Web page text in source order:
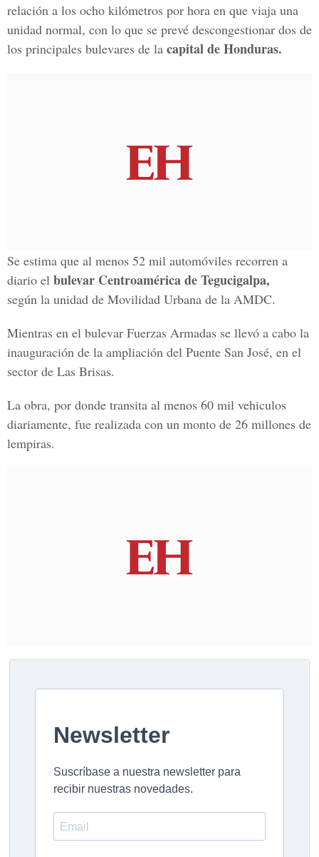
relación a los ocho kilómetros por hora en que viaja una
unidad normal, con lo que se prevé descongestionar dos de
los principales bulevares de la capital de Honduras.
Se estima que al menos 52 mil automóviles recorren a
diario el bulevar Centroamérica de Tegucigalpa,
según la unidad de Movilidad Urbana de la AMDC.
Mientras en el bulevar Fuerzas Armadas se llevó a cabo la
inauguración de la ampliación del Puente San José, en el
sector de Las Brisas.
La obra, por donde transita al menos 60 mil vehiculos
diariamente, fue realizada con un monto de 26 millones de
lempiras.